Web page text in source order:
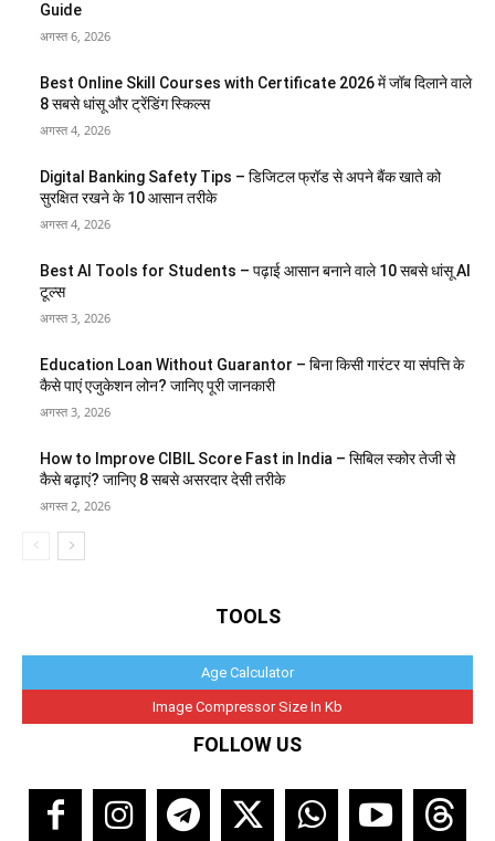
Guide
अगस्त 6, 2026
Best Online Skill Courses with Certificate 2026 में जॉब दिलाने वाले
8 सबसे धांसू और ट्रेंडिंग स्किल्स
अगस्त 4, 2026
Digital Banking Safety Tips – डिजिटल फ्रॉड से अपने बैंक खाते को
सुरक्षित रखने के 10 आसान तरीके
अगस्त 4, 2026
Best AI Tools for Students – पढ़ाई आसान बनाने वाले 10 सबसे धांसू AI
टूल्स
अगस्त 3, 2026
Education Loan Without Guarantor – बिना किसी गारंटर या संपत्ति के
कैसे पाएं एजुकेशन लोन? जानिए पूरी जानकारी
अगस्त 3, 2026
How to Improve CIBIL Score Fast in India – सिबिल स्कोर तेजी से
कैसे बढ़ाएं? जानिए 8 सबसे असरदार देसी तरीके
अगस्त 2, 2026
TOOLS
Age Calculator
Image Compressor Size In Kb
FOLLOW US